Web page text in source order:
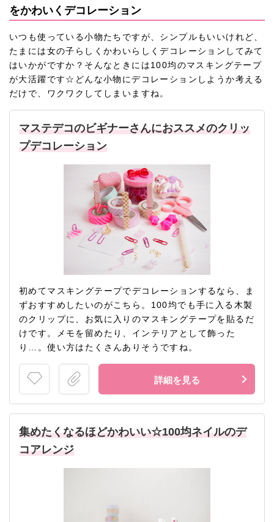
をかわいくデコレーション
いつも使っている小物たちですが、シンプルもいいけれど、
たまには女の子らしくかわいらしくデコレーションしてみて
はいかがですか？そんなときには100均のマスキングテープ
が大活躍です☆どんな小物にデコレーションしようか考える
だけで、ワクワクしてしまいますね。
マステデコのビギナーさんにおススメのクリッ
プデコレーション
初めてマスキングテープでデコレーションするなら、ま
ずおすすめしたいのがこちら。100均でも手に入る木製
のクリップに、お気に入りのマスキングテープを貼るだ
けです。メモを留めたり、インテリアとして飾った
り…。使い方はたくさんありそうですね。
詳細を見る
集めたくなるほどかわいい☆100均ネイルのデ
コアレンジ